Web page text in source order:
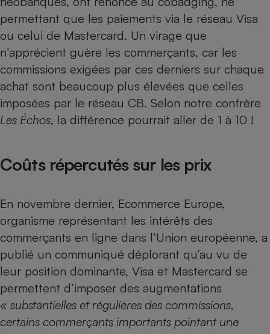
permettant que les paiements via le réseau Visa
ou celui de Mastercard. Un virage que
n’apprécient guère les commerçants, car les
commissions exigées par ces derniers sur chaque
achat sont beaucoup plus élevées que celles
imposées par le réseau CB. Selon notre confrère
Les Échos, la différence pourrait aller de 1 à 10 !
Coûts répercutés sur les prix
En novembre dernier, Ecommerce Europe,
organisme représentant les intérêts des
commerçants en ligne dans l’Union européenne, a
publié un communiqué déplorant qu’au vu de
leur position dominante, Visa et Mastercard se
permettent d’imposer des augmentations
« substantielles et régulières des commissions,
certains commerçants importants pointant une